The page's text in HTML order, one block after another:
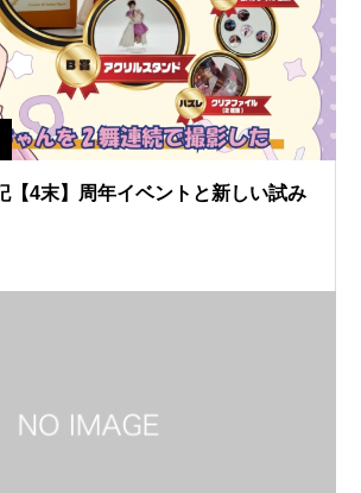
【4末】周年イベントと新しい試み